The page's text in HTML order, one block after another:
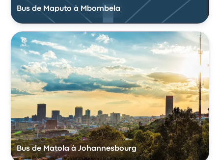
Bus de Maputo à Mbombela
Bus de Matola à Johannesbourg